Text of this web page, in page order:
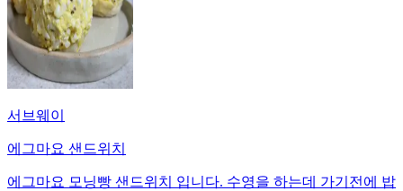
서브웨이
에그마요 샌드위치
에그마요 모닝빵 샌드위치 입니다. 수영을 하는데 가기전에 밥